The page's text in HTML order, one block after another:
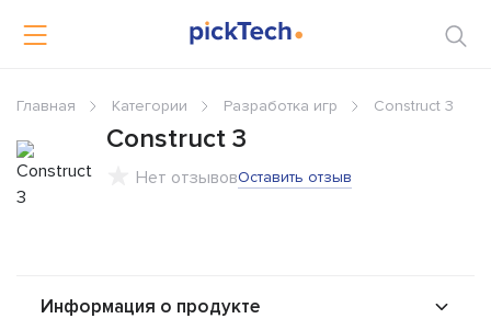
Главная Категории Разработка игр Construct 3
Construct 3
Нет отзывовОставить отзыв
Информация о продукте